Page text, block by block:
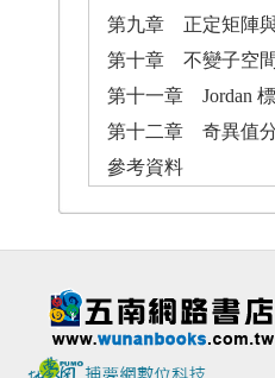
第九章 正定矩陣
第十章 不變子空
第十一章 Jordan
第十二章 奇異值
參考資料